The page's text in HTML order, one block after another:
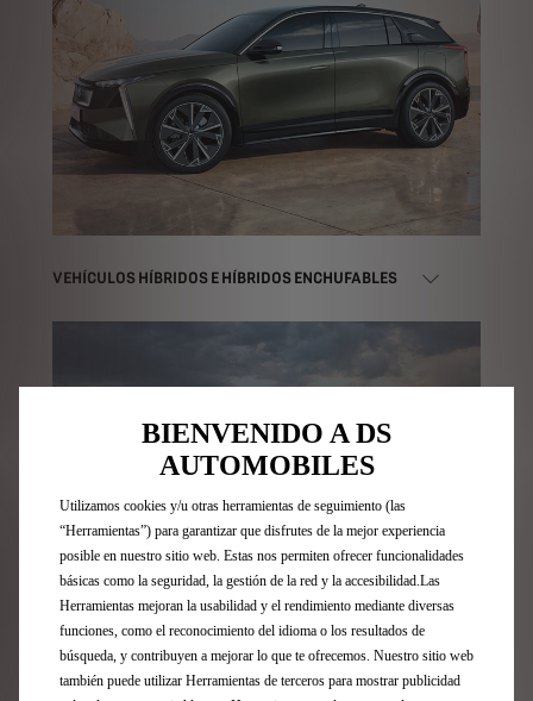
VEHÍCULOS HÍBRIDOS E HÍBRIDOS ENCHUFABLES
BIENVENIDO A DS
AUTOMOBILES
Utilizamos cookies y/u otras herramientas de seguimiento (las
“Herramientas”) para garantizar que disfrutes de la mejor experiencia
posible en nuestro sitio web. Estas nos permiten ofrecer funcionalidades
básicas como la seguridad, la gestión de la red y la accesibilidad.Las
Herramientas mejoran la usabilidad y el rendimiento mediante diversas
funciones, como el reconocimiento del idioma o los resultados de
búsqueda, y contribuyen a mejorar lo que te ofrecemos. Nuestro sitio web
también puede utilizar Herramientas de terceros para mostrar publicidad